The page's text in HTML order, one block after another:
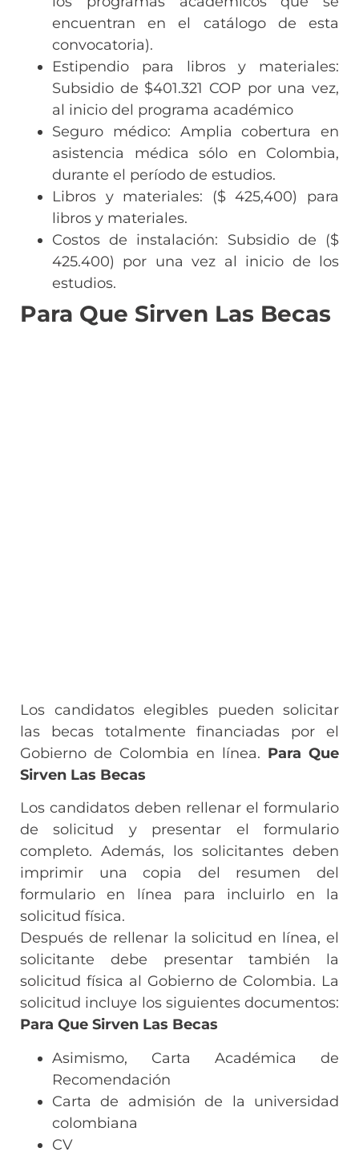
encuentran en el catálogo de esta
convocatoria).
Estipendio para libros y materiales:
Subsidio de $401.321 COP por una vez,
al inicio del programa académico
Seguro médico: Amplia cobertura en
asistencia médica sólo en Colombia,
durante el período de estudios.
Libros y materiales: ($ 425,400) para
libros y materiales.
Costos de instalación: Subsidio de ($
425.400) por una vez al inicio de los
estudios.
Para Que Sirven Las Becas
Los candidatos elegibles pueden solicitar
las becas totalmente financiadas por el
Gobierno de Colombia en línea. Para Que
Sirven Las Becas
Los candidatos deben rellenar el formulario
de solicitud y presentar el formulario
completo. Además, los solicitantes deben
imprimir una copia del resumen del
formulario en línea para incluirlo en la
solicitud física.
Después de rellenar la solicitud en línea, el
solicitante debe presentar también la
solicitud física al Gobierno de Colombia. La
solicitud incluye los siguientes documentos:
Para Que Sirven Las Becas
Asimismo, Carta Académica de
Recomendación
Carta de admisión de la universidad
colombiana
CV